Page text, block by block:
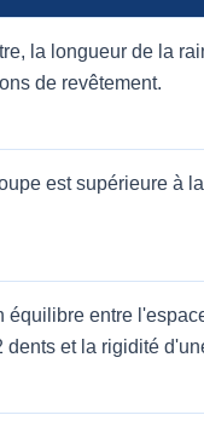
la longueur de la
de revêtement.
est supérieure à
équilibre entre
et la rigidité